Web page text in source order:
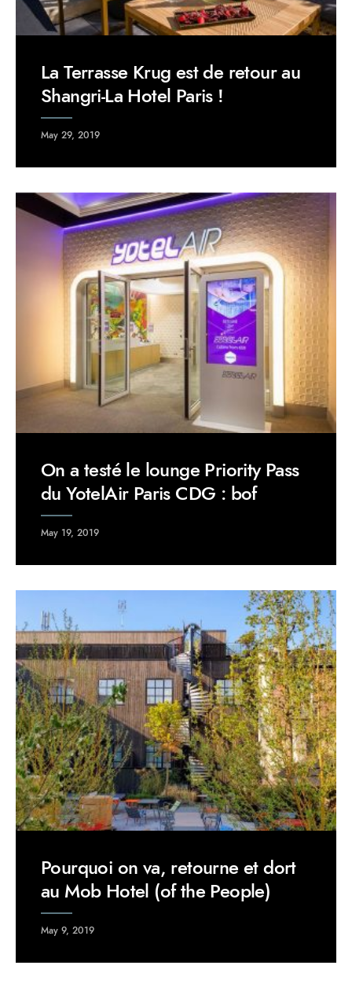
La Terrasse Krug est de retour au
Shangri-La Hotel Paris !
May 29, 2019
On a testé le lounge Priority Pass
du YotelAir Paris CDG : bof
May 19, 2019
Pourquoi on va, retourne et dort
au Mob Hotel (of the People)
May 9, 2019